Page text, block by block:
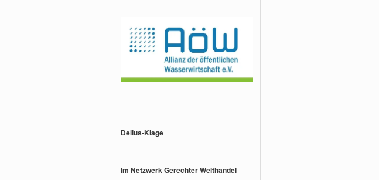
Delius-Klage
Im Netzwerk Gerechter Welthandel